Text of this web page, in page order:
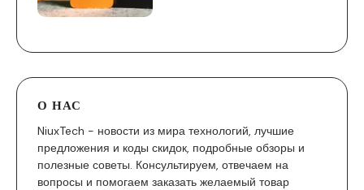
О НАС
NiuxTech - новости из мира технологий, лучшие
предложения и коды скидок, подробные обзоры и
полезные советы. Консультируем, отвечаем на
вопросы и помогаем заказать желаемый товар